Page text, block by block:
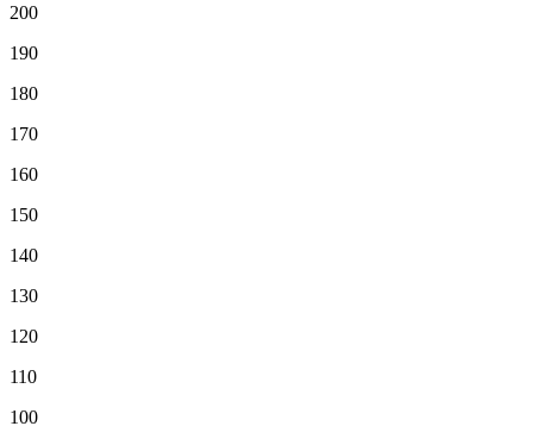
200
190
180
170
160
150
140
130
120
110
100